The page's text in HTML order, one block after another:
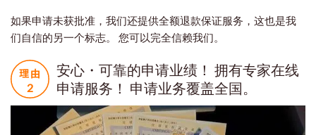
如果申请未获批准，我们还提供全额退款保证服务，这也是我
们自信的另一个标志。 您可以完全信赖我们。
安心・可靠的申请业绩！ 拥有专家在线
申请服务！ 申请业务覆盖全国。